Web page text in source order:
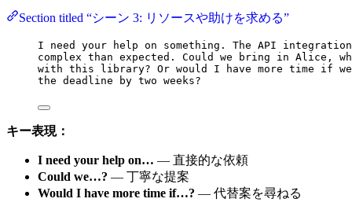
Section titled “シーン 3: リソースや助けを求める”
I need your help on something. The API
complex than expected. Could we bring in Alice,
with this library? Or would I have more time if we
the deadline by two weeks?
キー表現：
I need your help on… — 直接的な依頼
Could we…? — 丁寧な提案
Would I have more time if…? — 代替案を尋ねる